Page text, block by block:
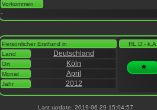
Vorkommen
-
Persönlicher Erstfund in
Land
Deutschland
Ort Köln
Monat April
Jahr 2012
RL D - k.A.
*
Last update: 2019-06-29 15:04:57